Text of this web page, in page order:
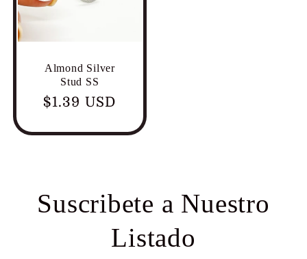
Almond Silver
Stud SS
Precio
$1.39 USD
Suscribete a Nuestro
Listado